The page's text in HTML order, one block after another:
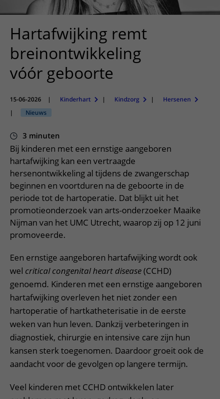
Onderzoeken en diagnostiek
Bloedprikken
Bezoektijden
Wijzigen patiëntgegevens
Mijn UMC Utrecht patiëntportaal
Faciliteiten en voorzieningen
Bezoekregels
Kwaliteit en veiligheid
Route naar het ziekenhuis
Parkeren
Wegwijs in het ziekenhuis
Contact met verpleegafdeling
Het Wilhelmina Kinderziekenhuis
Teleconsult aanvragen
Diagnostiek aanvragen
Zorgverlenersportaal
Research
Onderwijs
Werken bij het UMC Utrecht
Hartafwijking remt
breinontwikkeling
vóór geboorte
15-06-2026 | Kinderhart | Kindzorg |
Hersenen
|
Nieuws
3 minuten
Bij kinderen met een ernstige aangeboren
hartafwijking kan een vertraagde
hersenontwikkeling al tijdens de zwangerschap
beginnen en voortduren na de geboorte in de
periode tot de hartoperatie. Dat blijkt uit het
promotieonderzoek van arts-onderzoeker Maaike
Nijman van het UMC Utrecht, waarop zij op 12 juni
promoveerde.
Een ernstige aangeboren hartafwijking wordt ook
wel critical congenital heart disease(CCHD)
genoemd. Kinderen met een ernstige aangeboren
hartafwijking overleven het niet zonder een
hartoperatie of hartkatheterisatie in de eerste
weken van hun leven. Dankzij verbeteringen in
diagnostiek, chirurgie en intensive care zijn hun
kansen sterk toegenomen. Daardoor groeit ook de
aandacht voor de gevolgen op langere termijn.
Veel kinderen met CCHD ontwikkelen later